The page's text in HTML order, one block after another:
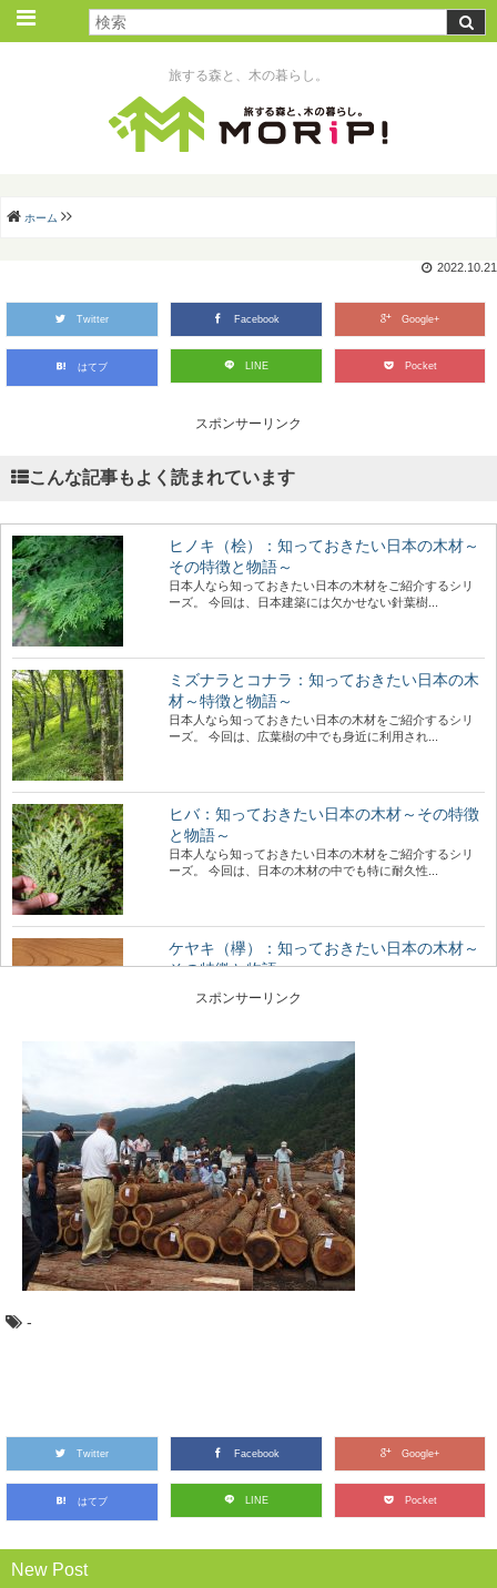
旅する森と、木の暮らし。
ホーム
2022.10.21
Twitter Facebook Google+
はてブ LINE Pocket
スポンサーリンク
こんな記事もよく読まれています
ヒノキ（桧）：知っておきたい日本の木材～
その特徴と物語～
日本人なら知っておきたい日本の木材をご紹介するシリ
ーズ。 今回は、日本建築には欠かせない針葉樹...
ミズナラとコナラ：知っておきたい日本の木
材～特徴と物語～
日本人なら知っておきたい日本の木材をご紹介するシリ
ーズ。 今回は、広葉樹の中でも身近に利用され...
ヒバ：知っておきたい日本の木材～その特徴
と物語～
日本人なら知っておきたい日本の木材をご紹介するシリ
ーズ。 今回は、日本の木材の中でも特に耐久性...
ケヤキ（欅）：知っておきたい日本の木材～
その特徴と物語～
ーズ。 今回は、日本の広葉樹の代表格とも言える「...
木材に表裏があるって知ってた？～木表と木
裏のはなし～
突然ですが、木材にはオモテとウラがあるって知ってま
すか？ 普段生活していても気が付かない、建築...
日本三大美林「秋田杉」をめぐる秋田観光へ
GO！
日本三大美林にも選ばれている秋田県の銘木といえば
「秋田杉」！ 一度は見てみたい天然の杉ですが、...
水辺が近い奇跡の森！「奥入瀬渓流」の楽し
スポンサーリンク
-
Twitter Facebook Google+
はてブ LINE Pocket
New Post